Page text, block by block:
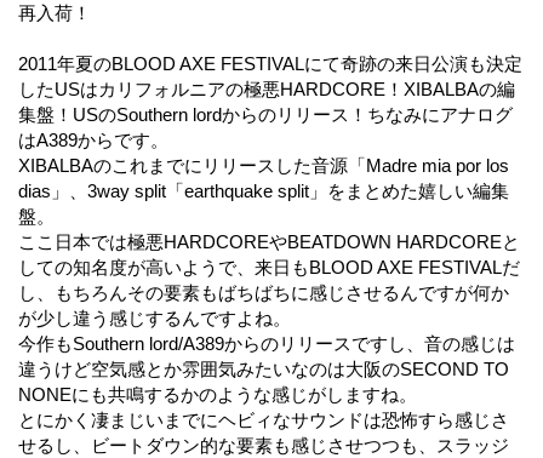
再入荷！
2011年夏のBLOOD AXE FESTIVALにて奇跡の来日公演も決定
したUSはカリフォルニアの極悪HARDCORE！XIBALBAの編
集盤！USのSouthern lordからのリリース！ちなみにアナログ
はA389からです。
XIBALBAのこれまでにリリースした音源「Madre mia por los
dias」、3way split「earthquake split」をまとめた嬉しい編集
盤。
ここ日本では極悪HARDCOREやBEATDOWN HARDCOREと
しての知名度が高いようで、来日もBLOOD AXE FESTIVALだ
し、もちろんその要素もばちばちに感じさせるんですが何か
が少し違う感じするんですよね。
今作もSouthern lord/A389からのリリースですし、音の感じは
違うけど空気感とか雰囲気みたいなのは大阪のSECOND TO
NONEにも共鳴するかのような感じがしますね。
とにかく凄まじいまでにヘビィなサウンドは恐怖すら感じさ
せるし、ビートダウン的な要素も感じさせつつも、スラッジ